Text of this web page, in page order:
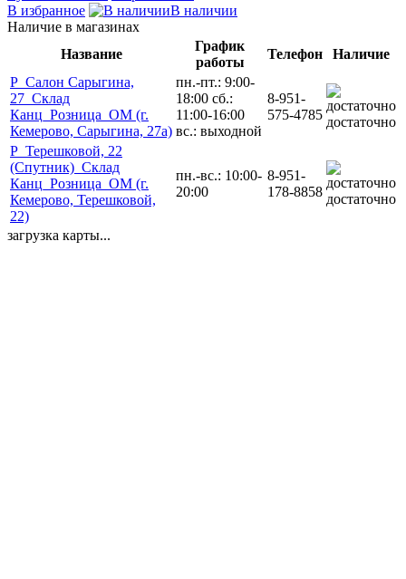
В избранное
В наличии
Наличие в магазинах
Название
График
работы
Телефон
Наличие
Р_Салон Сарыгина,
27_Склад
Канц_Розница_ОМ (г.
Кемерово, Сарыгина, 27а)
пн.-пт.: 9:00-
18:00 сб.:
11:00-16:00
вс.: выходной
8-951-
575-4785 достаточно
Р_Терешковой, 22
(Спутник)_Склад
Канц_Розница_ОМ (г.
Кемерово, Терешковой,
22)
пн.-вс.: 10:00-
20:00
8-951-
178-8858 достаточно
загрузка карты...